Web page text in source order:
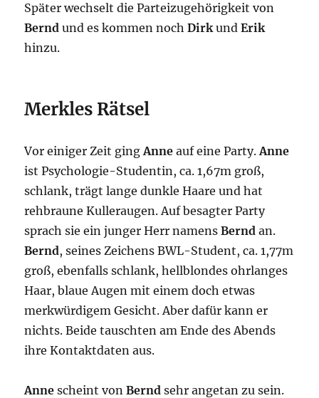
Später wechselt die Parteizugehörigkeit von
Bernd und es kommen nochDirkundErik
hinzu.
Merkles Rätsel
Vor einiger Zeit gingAnne auf eine Party.Anne
ist Psychologie-Studentin, ca. 1,67m groß,
schlank, trägt lange dunkle Haare und hat
rehbraune Kulleraugen. Auf besagter Party
sprach sie ein junger Herr namensBernd an.
Bernd, seines Zeichens BWL-Student, ca. 1,77m
groß, ebenfalls schlank, hellblondes ohrlanges
Haar, blaue Augen mit einem doch etwas
merkwürdigem Gesicht. Aber dafür kann er
nichts. Beide tauschten am Ende des Abends
ihre Kontaktdaten aus.
Anne scheint vonBernd sehr angetan zu sein.